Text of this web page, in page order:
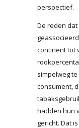
perspectief.
De reden
continent tot
simpelweg
consument,
hadden hun
gericht. Dat